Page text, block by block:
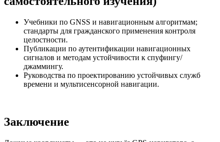
Учебники по GNSS и навигационным алгоритмам;
стандарты для гражданского применения контроля
целостности.
Публикации по аутентификации навигационных
сигналов и методам устойчивости к спуфингу/
джаммингу.
Руководства по проектированию устойчивых служб
времени и мультисенсорной навигации.
Заключение